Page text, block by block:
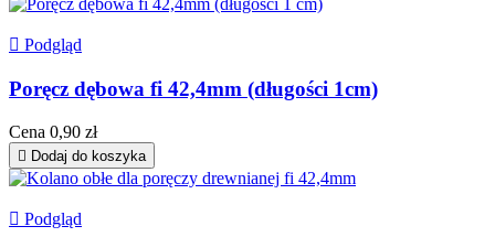
 Podgląd
Poręcz dębowa fi 42,4mm (długości 1cm)
Cena 0,90 zł
 Dodaj do koszyka
 Podgląd